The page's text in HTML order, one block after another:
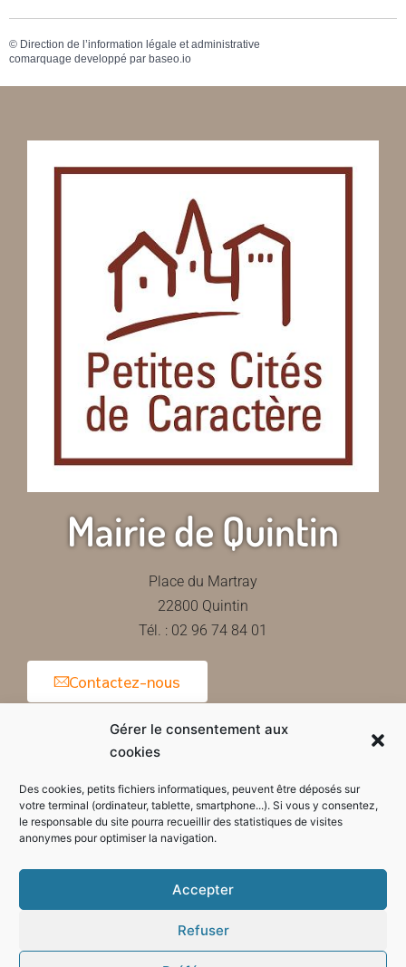
Gérer le consentement aux
cookies
Des cookies, petits fichiers informatiques, peuvent être déposés sur
votre terminal (ordinateur, tablette, smartphone...). Si vous y consentez,
le responsable du site pourra recueillir des statistiques de visites
anonymes pour optimiser la navigation.
Accepter
Refuser
© Direction de l’information légale et administrative
comarquage developpé par baseo.io
Mairie de Quintin
Place du Martray
22800 Quintin
Tél. : 02 96 74 84 01
Contactez-nous
Horaires d'ouverture de la mairie